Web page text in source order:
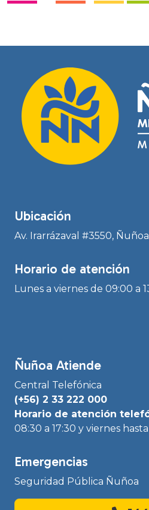
Ubicación
Av. Irarrázaval #3550,
Horario de atención
Lunes a viernes de 09:00 a
Ñuñoa Atiende
Central Telefónica
(+56) 2 33 222 000
Horario de atención
08:30 a 17:30 y viernes hasta
Emergencias
Seguridad Pública Ñuñoa